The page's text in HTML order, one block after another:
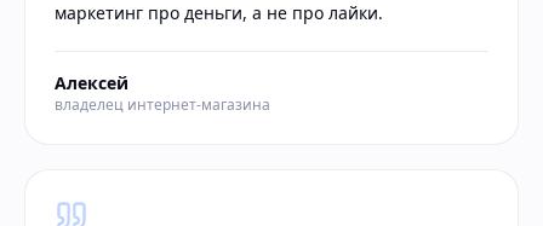
маркетинг про деньги, а не про лайки.
Алексей
владелец интернет-магазина